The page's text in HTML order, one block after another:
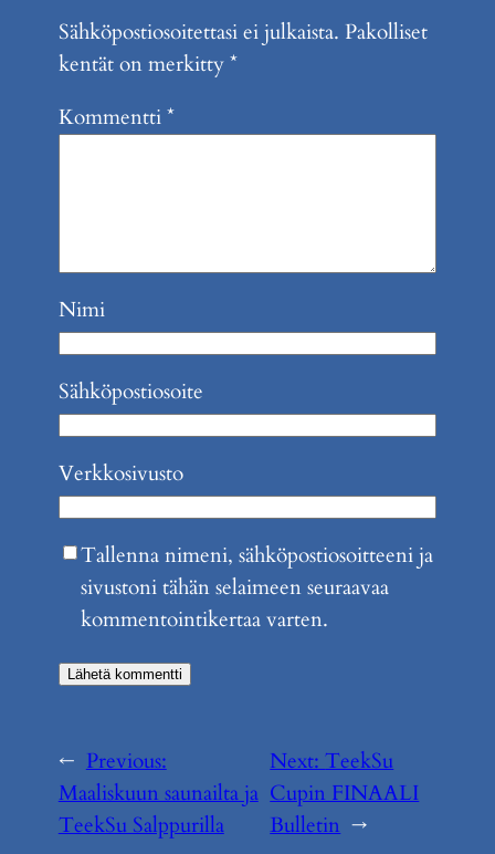
Sähköpostiosoitettasi ei julkaista. Pakolliset
kentät on merkitty*
Kommentti*
Nimi
Sähköpostiosoite
Verkkosivusto
Tallenna nimeni, sähköpostiosoitteeni ja
sivustoni tähän selaimeen seuraavaa
kommentointikertaa varten.
← Previous:
Maaliskuun saunailta ja
TeekSu Salppurilla
Next:TeekSu
Cupin FINAALI
Bulletin →